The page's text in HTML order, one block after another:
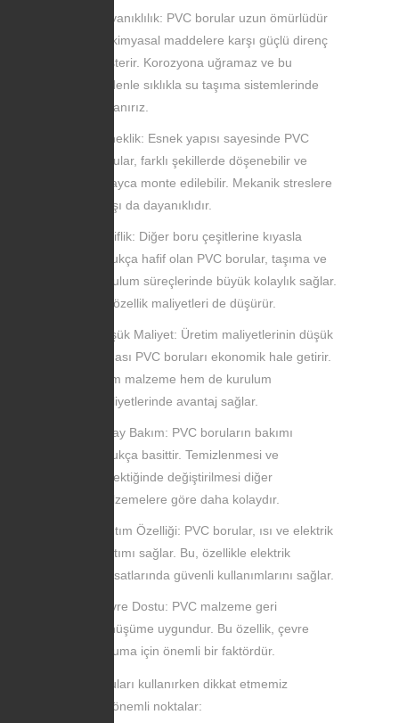
Dayanıklılık: PVC borular uzun ömürlüdür
ve kimyasal maddelere karşı güçlü direnç
gösterir. Korozyona uğramaz ve bu
nedenle sıklıkla su taşıma sistemlerinde
kullanırız.
Esneklik: Esnek yapısı sayesinde PVC
borular, farklı şekillerde döşenebilir ve
kolayca monte edilebilir. Mekanik streslere
karşı da dayanıklıdır.
Hafiflik: Diğer boru çeşitlerine kıyasla
oldukça hafif olan PVC borular, taşıma ve
kurulum süreçlerinde büyük kolaylık sağlar.
Bu özellik maliyetleri de düşürür.
Düşük Maliyet: Üretim maliyetlerinin düşük
olması PVC boruları ekonomik hale getirir.
Hem malzeme hem de kurulum
maliyetlerinde avantaj sağlar.
Kolay Bakım: PVC boruların bakımı
oldukça basittir. Temizlenmesi ve
gerektiğinde değiştirilmesi diğer
malzemelere göre daha kolaydır.
Yalıtım Özelliği: PVC borular, ısı ve elektrik
yalıtımı sağlar. Bu, özellikle elektrik
tesisatlarında güvenli kullanımlarını sağlar.
Çevre Dostu: PVC malzeme geri
dönüşüme uygundur. Bu özellik, çevre
koruma için önemli bir faktördür.
PVC boruları kullanırken dikkat etmemiz
gereken önemli noktalar: